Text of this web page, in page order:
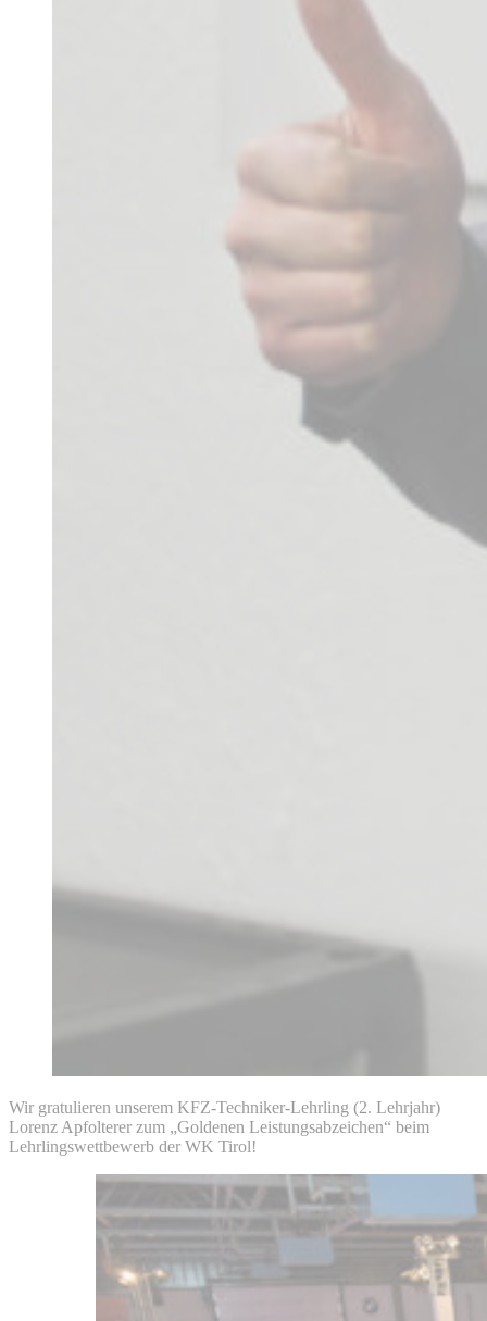
Wir gratulieren unserem KFZ-Techniker-Lehrling (2. Lehrjahr)
Lorenz Apfolterer zum „Goldenen Leistungsabzeichen“ beim
Lehrlingswettbewerb der WK Tirol!